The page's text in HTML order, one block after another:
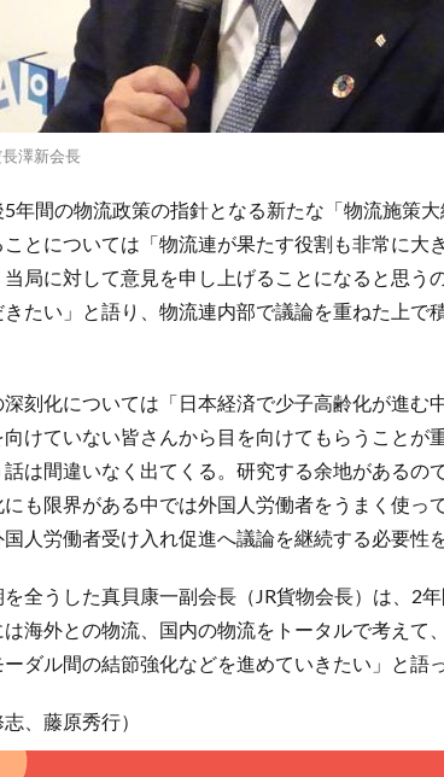
澤新会長
年間の物流政策の指針となる新たな「物流施策
とについては「物流連が果たす役割も非常に大
当局に対して意見を申し上げることになると思う
きたい」と語り、物流連内部で議論を重ねた上で
深刻化については「日本経済で少子高齢化が進む
けていない皆さんから目を向けてもらうことが
話は間違いなく出てくる。研究する余地があるの
も限界がある中では外国人労働者をうまく使っ
人労働者受け入れ促進へ議論を継続する必要性
全うした真貝康一副会長（JR貨物会長）は、2
海外との物流、国内の物流をトータルで考えて
ダル間の結節強化などを進めていきたい」と語っ
志、藤原秀行）